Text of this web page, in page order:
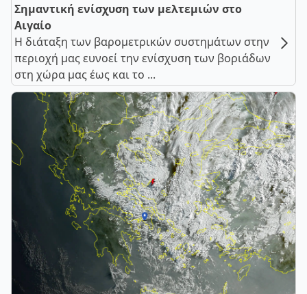
Σημαντική ενίσχυση των μελτεμιών στο
Αιγαίο
Η διάταξη των βαρομετρικών συστημάτων στην
περιοχή μας ευνοεί την ενίσχυση των βοριάδων
στη χώρα μας έως και το ...